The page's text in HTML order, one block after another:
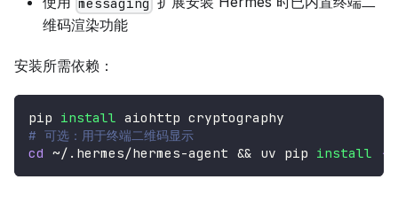
维码渲染功能
安装所需依赖：
pip install aiohttp cryptography
# 可选：用于终端二维码显示
cd ~/.hermes/hermes-agent && uv pip install -e